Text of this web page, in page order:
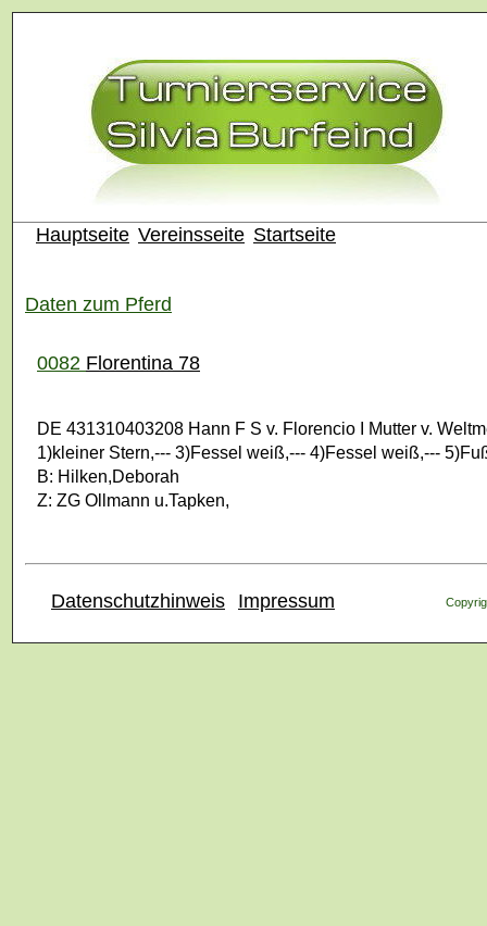
Hauptseite Vereinsseite Startseite
Daten zum Pferd
0082 Florentina 78
DE 431310403208 Hann F S v. Florencio I Mutter v.
1)kleiner Stern,--- 3)Fessel weiß,--- 4)Fessel weiß,---
B: Hilken,Deborah
Z: ZG Ollmann u.Tapken,
Datenschutzhinweis Impressum